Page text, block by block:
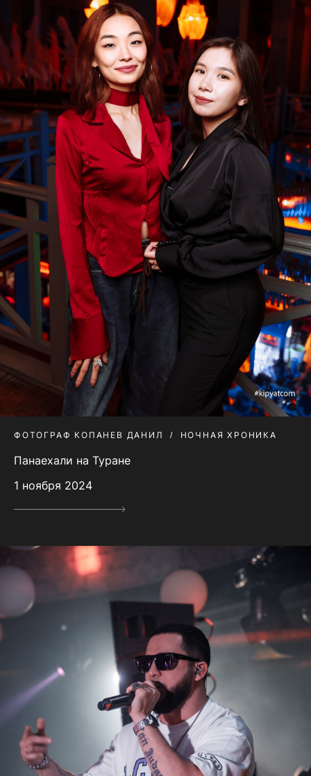
ФОТОГРАФ КОПАНЕВ ДАНИЛ НОЧНАЯ ХРОНИКА
Панаехали на Туране
1 ноября 2024